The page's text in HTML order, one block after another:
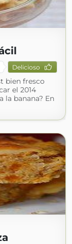
Delicioso
bien fresco
el 2014
la banana? En